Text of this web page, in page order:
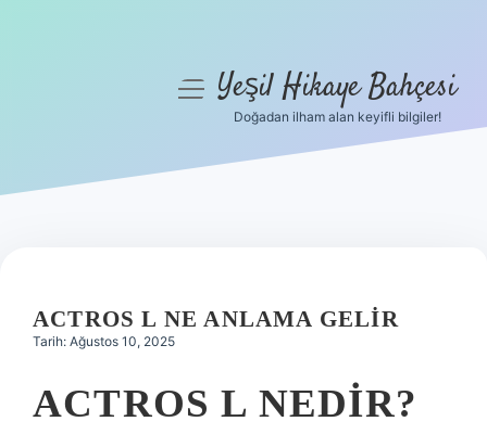
Hakkımızda
menüyüYeşil Hikaye Bahçesi
Doğadan ilham alan keyifli bilgiler!
ACTROS L NE ANLAMA GELIR
Tarih: Ağustos 10, 2025
ACTROS L NEDIR?